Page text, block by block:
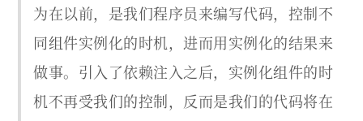
为在以前，是我们程序员来编写代码，控制不
同组件实例化的时机，进而用实例化的结果来
做事。引入了依赖注入之后，实例化组件的时
机不再受我们的控制，反而是我们的代码将在